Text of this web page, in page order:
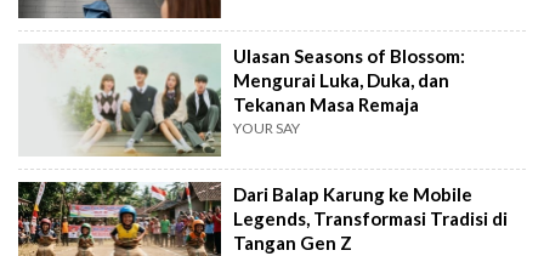
Ulasan Seasons of Blossom:
Mengurai Luka, Duka, dan
Tekanan Masa Remaja
YOUR SAY
Dari Balap Karung ke Mobile
Legends, Transformasi Tradisi di
Tangan Gen Z